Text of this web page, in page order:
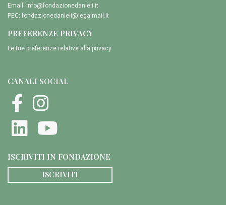
Email: info@fondazionedanieli.it
PEC: fondazionedanieli@legalmail.it
PREFERENZE PRIVACY
Le tue preferenze relative alla privacy
CANALI SOCIAL
ISCRIVITI IN FONDAZIONE
ISCRIVITI